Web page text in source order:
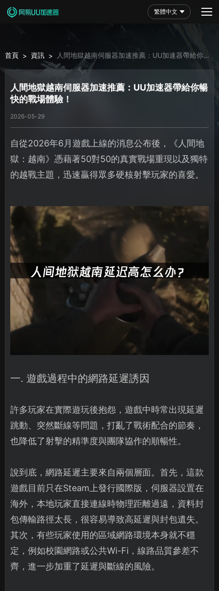
繁體中文
首頁 > 資訊 >
人間地獄越南伺服器加速推薦：UU加速器帶給你暢
快的戰場體驗！
人間地獄越南伺服器加速推薦：UU加速器帶給你暢
快的戰場體驗！
2026-05-29
自從2026年6月遊戲上線的消息公布後，《人間地
獄：越南》憑藉著50對50的真實戰場重現以及獨特
的越戰主題，迅速贏得眾多硬核射擊玩家的喜愛。
一. 遊戲過程中的網路延遲誘因
許多玩家在實際遊玩後抱怨，遊戲中時常出現延遲
跳動、突然斷線等問題，打亂了戰術配合的節奏，
也降低了射擊的精準度與團隊協作的順暢性。
說到底，網路延遲主要來自兩個層面。首先，這款
遊戲目前只在Steam上發行國際版，伺服器設置在
海外，本地玩家直接連線時物理距離過遠，資料封
包傳輸路徑太長，很容易導致高延遲與封包遺失。
其次，有些玩家使用的區域網路環境本身就不穩
定，例如校園網路或公共Wi-Fi，線路品質參差不
齊，進一步加重了延遲與斷線的風險。